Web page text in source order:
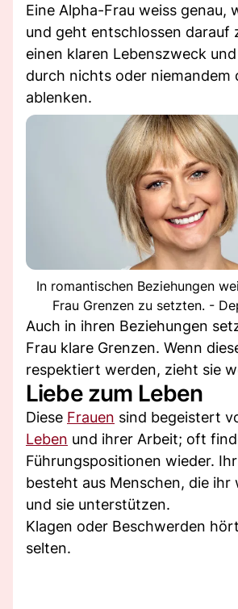
Eine Alpha-Frau weiss genau,
und geht entschlossen darauf
einen klaren Lebenszweck
durch nichts oder niemandem
ablenken.
In romantischen Beziehungen
Frau Grenzen zu setzten. -
Auch in ihren Beziehungen
Frau klare Grenzen. Wenn
respektiert werden, zieht sie
Liebe zum Leben
Diese Frauen sind begeistert
Leben und ihrer Arbeit; oft
Führungspositionen wieder.
besteht aus Menschen, die ihr
und sie unterstützen.
Klagen oder Beschwerden
selten.